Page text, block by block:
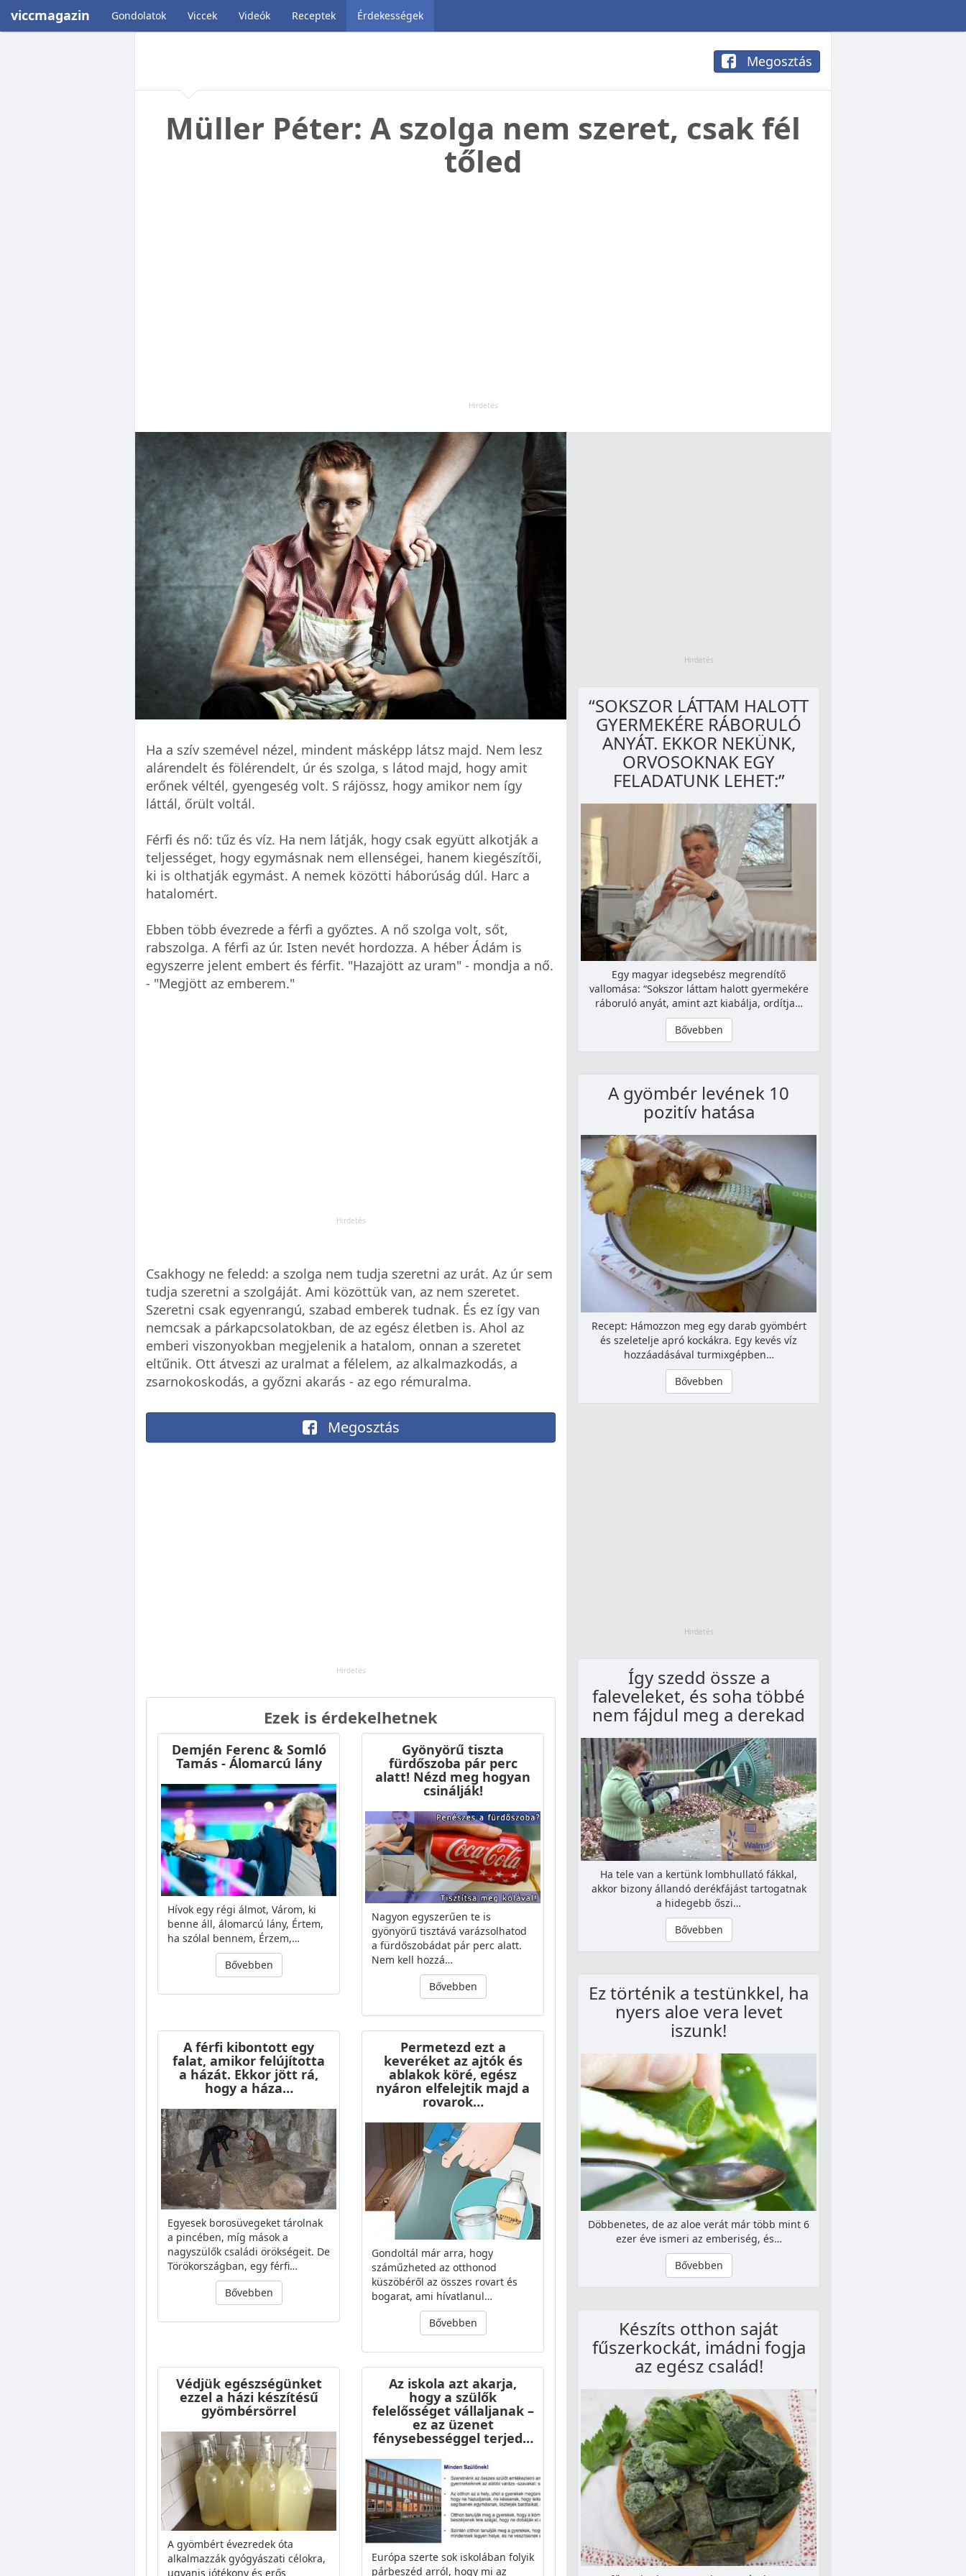
viccmagazin Gondolatok Viccek Videók Receptek Érdekességek
Megosztás
Müller Péter: A szolga nem szeret, csak fél
tőled
Ha a szív szemével nézel, mindent másképp látsz majd. Nem lesz
alárendelt és fölérendelt, úr és szolga, s látod majd, hogy amit
erőnek véltél, gyengeség volt. S rájössz, hogy amikor nem így
láttál, őrült voltál.
Férfi és nő: tűz és víz. Ha nem látják, hogy csak együtt alkotják a
teljességet, hogy egymásnak nem ellenségei, hanem kiegészítői,
ki is olthatják egymást. A nemek közötti háborúság dúl. Harc a
hatalomért.
Ebben több évezrede a férfi a győztes. A nő szolga volt, sőt,
rabszolga. A férfi az úr. Isten nevét hordozza. A héber Ádám is
egyszerre jelent embert és férfit. "Hazajött az uram" - mondja a nő.
- "Megjött az emberem."
Csakhogy ne feledd: a szolga nem tudja szeretni az urát. Az úr sem
tudja szeretni a szolgáját. Ami közöttük van, az nem szeretet.
Szeretni csak egyenrangú, szabad emberek tudnak. És ez így van
nemcsak a párkapcsolatokban, de az egész életben is. Ahol az
emberi viszonyokban megjelenik a hatalom, onnan a szeretet
eltűnik. Ott átveszi az uralmat a félelem, az alkalmazkodás, a
zsarnokoskodás, a győzni akarás - az ego rémuralma.
Megosztás
Ezek is érdekelhetnek
Demjén Ferenc & Somló
Tamás - Álomarcú lány
Hívok egy régi álmot, Várom, ki
benne áll, álomarcú lány, Értem,
ha szólal bennem, Érzem,…
Bővebben
Gyönyörű tiszta
fürdőszoba pár perc
alatt! Nézd meg hogyan
csinálják!
Nagyon egyszerűen te is
gyönyörű tisztává varázsolhatod
a fürdőszobádat pár perc alatt.
Nem kell hozzá…
Bővebben
A férfi kibontott egy
falat, amikor felújította
a házát. Ekkor jött rá,
hogy a háza…
Egyesek borosüvegeket tárolnak
a pincében, míg mások a
nagyszülők családi örökségeit. De
Törökországban, egy férfi…
Bővebben
Permetezd ezt a
keveréket az ajtók és
ablakok köré, egész
nyáron elfelejtik majd a
rovarok…
Gondoltál már arra, hogy
száműzheted az otthonod
küszöbéről az összes rovart és
bogarat, ami hívatlanul…
Bővebben
Védjük egészségünket
ezzel a házi készítésű
gyömbérsörrel
A gyömbért évezredek óta
alkalmazzák gyógyászati célokra,
ugyanis jótékony és erős
Az iskola azt akarja,
hogy a szülők
felelősséget vállaljanak –
ez az üzenet
fénysebességgel terjed…
Európa szerte sok iskolában folyik
párbeszéd arról, hogy mi az
“SOKSZOR LÁTTAM HALOTT
GYERMEKÉRE RÁBORULÓ
ANYÁT. EKKOR NEKÜNK,
ORVOSOKNAK EGY
FELADATUNK LEHET:”
Egy magyar idegsebész megrendítő
vallomása: “Sokszor láttam halott gyermekére
ráboruló anyát, amint azt kiabálja, ordítja…
Bővebben
A gyömbér levének 10
pozitív hatása
Recept: Hámozzon meg egy darab gyömbért
és szeletelje apró kockákra. Egy kevés víz
hozzáadásával turmixgépben…
Bővebben
Így szedd össze a
faleveleket, és soha többé
nem fájdul meg a derekad
Ha tele van a kertünk lombhullató fákkal,
akkor bizony állandó derékfájást tartogatnak
a hidegebb őszi…
Bővebben
Ez történik a testünkkel, ha
nyers aloe vera levet
iszunk!
Döbbenetes, de az aloe verát már több mint 6
ezer éve ismeri az emberiség, és…
Bővebben
Készíts otthon saját
fűszerkockát, imádni fogja
az egész család!